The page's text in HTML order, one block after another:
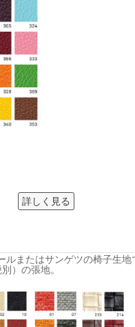
詳しく見る
ルまたはサンゲツの椅子生地
）の張地。